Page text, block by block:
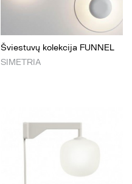
Šviestuvų kolekcija FUNNEL
SIMETRIA